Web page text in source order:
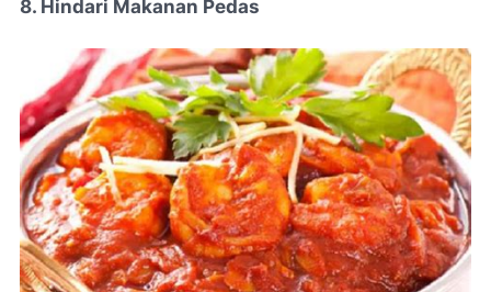
8. Hindari Makanan Pedas